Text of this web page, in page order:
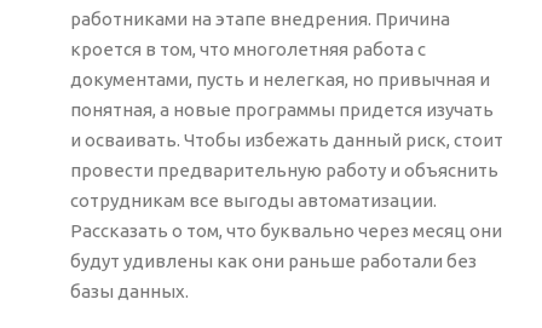
работниками на этапе внедрения. Причина
кроется в том, что многолетняя работа с
документами, пусть и нелегкая, но привычная и
понятная, а новые программы придется изучать
и осваивать. Чтобы избежать данный риск, стоит
провести предварительную работу и объяснить
сотрудникам все выгоды автоматизации.
Рассказать о том, что буквально через месяц они
будут удивлены как они раньше работали без
базы данных.